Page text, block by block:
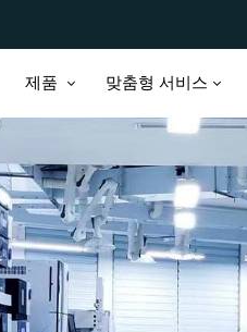
제품 맞춤형 서비스